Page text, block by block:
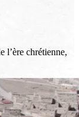
l’ère chrétienne,